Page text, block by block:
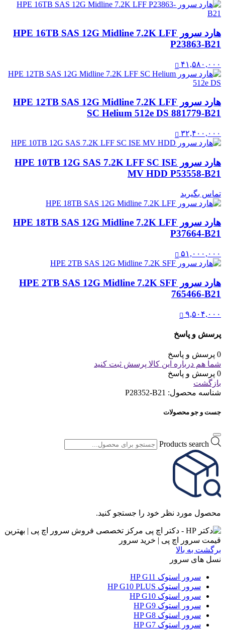
هارد سرور HPE 16TB SAS 12G Midline 7.2K LFF
P23863-B21
۴۱,۵۸۰,۰۰۰
هارد سرور HPE 12TB SAS 12G Midline 7.2K LFF
SC Helium 512e DS 881779-B21
۳۲,۴۰۰,۰۰۰
هارد سرور HPE 10TB 12G SAS 7.2K LFF SC ISE
MV HDD P53558-B21
تماس بگیرید
هارد سرور HPE 18TB SAS 12G Midline 7.2K LFF
P37664-B21
۵۱,۰۰۰,۰۰۰
هارد سرور HPE 2TB SAS 12G Midline 7.2K SFF
765466-B21
۹,۵۰۴,۰۰۰
پرسش و پاسخ
0 پرسش و پاسخ
شما هم درباره این کالا پرسش ثبت کنید
0 پرسش و پاسخ
بازگشت
شناسه محصول: P28352-B21
جست و جو محصولات
Products search
محصول مورد نظر خود را جستجو کنید.
برگشت به بالا
نسل های سرور
سرور استوک HP G11
سرور استوک HP G10 PLUS
سرور استوک HP G10
سرور استوک HP G9
سرور استوک HP G8
سرور استوک HP G7